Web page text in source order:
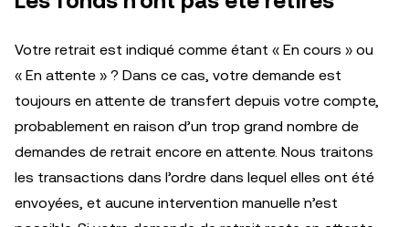
Votre retrait est indiqué comme étant « En cours » ou
« En attente » ? Dans ce cas, votre demande est
toujours en attente de transfert depuis votre compte,
probablement en raison d’un trop grand nombre de
demandes de retrait encore en attente. Nous traitons
les transactions dans l’ordre dans lequel elles ont été
envoyées, et aucune intervention manuelle n’est